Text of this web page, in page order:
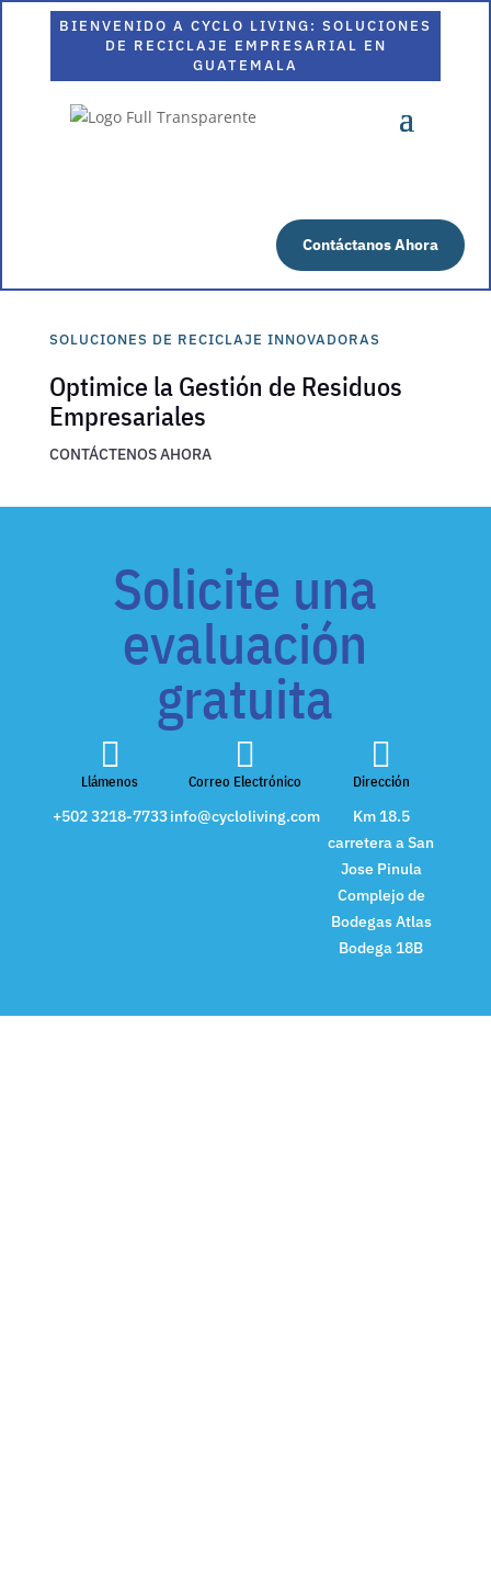
BIENVENIDO A CYCLO LIVING: SOLUCIONES
DE RECICLAJE EMPRESARIAL EN
GUATEMALA
Contáctanos Ahora
SOLUCIONES DE RECICLAJE INNOVADORAS
Optimice la Gestión de Residuos
Empresariales
CONTÁCTENOS AHORA
Solicite una
evaluación
gratuita

Llámenos
+502 3218-7733

Correo Electrónico
info@cycloliving.com

Dirección
Km 18.5
carretera a San
Jose Pinula
Complejo de
Bodegas Atlas
Bodega 18B